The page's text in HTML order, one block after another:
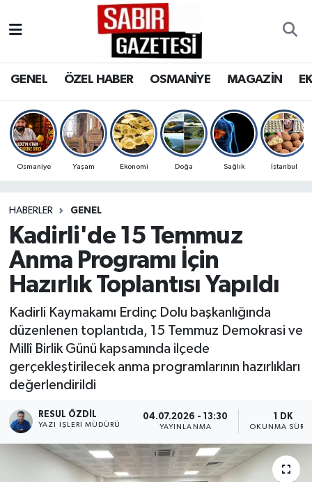
GENEL ÖZEL HABER OSMANİYE MAGAZİN
Osmaniye Yaşam Ekonomi Doğa Sağlık İstanbul
HABERLER GENEL
Kadirli'de 15 Temmuz
Anma Programı İçin
Hazırlık Toplantısı Yapıldı
Kadirli Kaymakamı Erdinç Dolu başkanlığında
düzenlenen toplantıda, 15 Temmuz Demokrasi ve
Millî Birlik Günü kapsamında ilçede
gerçekleştirilecek anma programlarının hazırlıkları
değerlendirildi
RESUL ÖZDIL
YAZI İŞLERI MÜDÜRÜ
04.07.2026 - 13:30
YAYINLANMA
1 DK
OKUNMA
OSMANİYE
MAGAZİN
SPOR
RESMİ İLANLAR
Osmaniye Nöbetçi Eczaneler
Osmaniye Trafik Yoğunluk Haritası
Süper Lig Puan Durumu ve Fikstür
Son Dakika Haberleri
Haber Arşivi